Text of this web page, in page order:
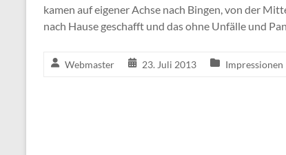
kamen auf eigener Achse nach Bingen, von der
nach Hause geschafft und das ohne Unfälle und
Webmaster 23. Juli 2013 Impressionen